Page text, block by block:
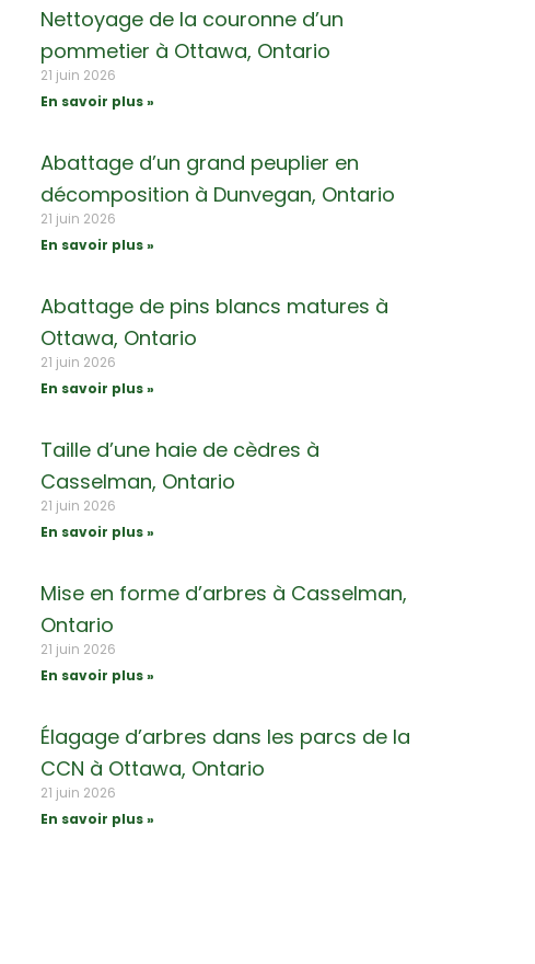
Nettoyage de la couronne d’un
pommetier à Ottawa, Ontario
21 juin 2026
En savoir plus »
Abattage d’un grand peuplier en
décomposition à Dunvegan, Ontario
21 juin 2026
En savoir plus »
Abattage de pins blancs matures à
Ottawa, Ontario
21 juin 2026
En savoir plus »
Taille d’une haie de cèdres à
Casselman, Ontario
21 juin 2026
En savoir plus »
Mise en forme d’arbres à Casselman,
Ontario
21 juin 2026
En savoir plus »
Élagage d’arbres dans les parcs de la
CCN à Ottawa, Ontario
21 juin 2026
En savoir plus »